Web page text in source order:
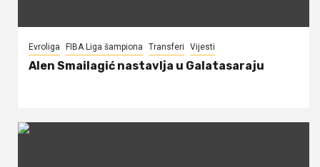
Evroliga FIBA Liga šampiona Transferi Vijesti
Alen Smailagić nastavlja u Galatasaraju